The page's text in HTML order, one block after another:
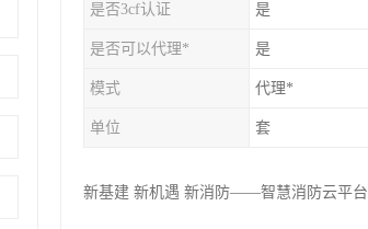
是否3cf认证 是
是否可以代理* 是
模式 代理*
单位 套
新基建 新机遇 新消防——智慧消防云平台